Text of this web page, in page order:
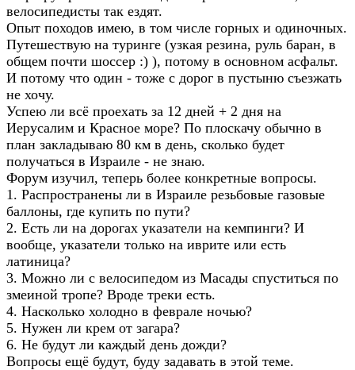
велосипедисты так ездят.
Опыт походов имею, в том числе горных и одиночных.
Путешествую на туринге (узкая резина, руль баран, в
общем почти шоссер :) ), потому в основном асфальт.
И потому что один - тоже с дорог в пустыню съезжать
не хочу.
Успею ли всё проехать за 12 дней + 2 дня на
Иерусалим и Красное море? По плоскачу обычно в
план закладываю 80 км в день, сколько будет
получаться в Израиле - не знаю.
Форум изучил, теперь более конкретные вопросы.
1. Распространены ли в Израиле резьбовые газовые
баллоны, где купить по пути?
2. Есть ли на дорогах указатели на кемпинги? И
вообще, указатели только на иврите или есть
латиница?
3. Можно ли с велосипедом из Масады спуститься по
змеиной тропе? Вроде треки есть.
4. Насколько холодно в феврале ночью?
5. Нужен ли крем от загара?
6. Не будут ли каждый день дожди?
Вопросы ещё будут, буду задавать в этой теме.